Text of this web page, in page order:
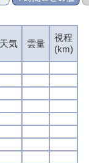
天気
雲量
視程
(km)
天気
雲量
視程
(km)
天気
雲量
視程
(km)
天気
雲量
視程
(km)